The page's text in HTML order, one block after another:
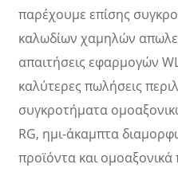
παρέχουμε επίσης
καλωδίων χαμηλών
απαιτήσεις εφαρμογών
καλύτερες πωλήσεις
συγκροτήματα
RG, ημι-άκαμπτα
προϊόντα και